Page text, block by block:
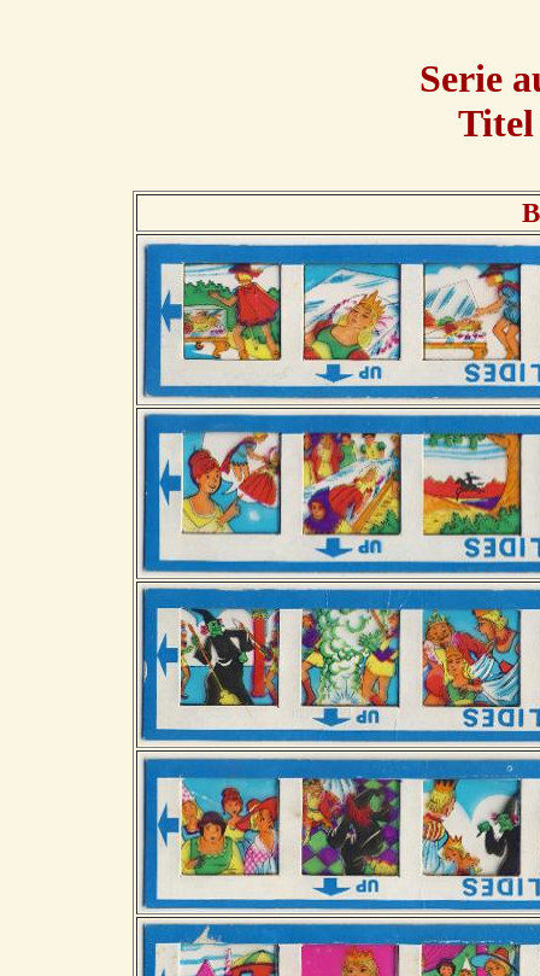
Serie